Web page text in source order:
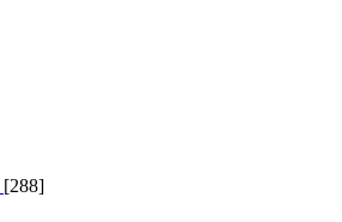
[288]